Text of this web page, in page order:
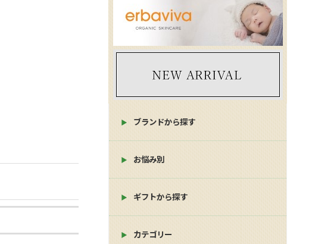
ブランドから探す
お悩み別
ギフトから探す
カテゴリー